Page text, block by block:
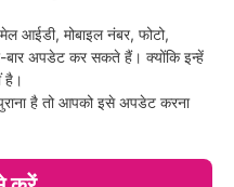
आईडी, मोबाइल नंबर, फोटो,
बार अपडेट कर सकते हैं। क्योंकि इन्हें
है।
है तो आपको इसे अपडेट करना